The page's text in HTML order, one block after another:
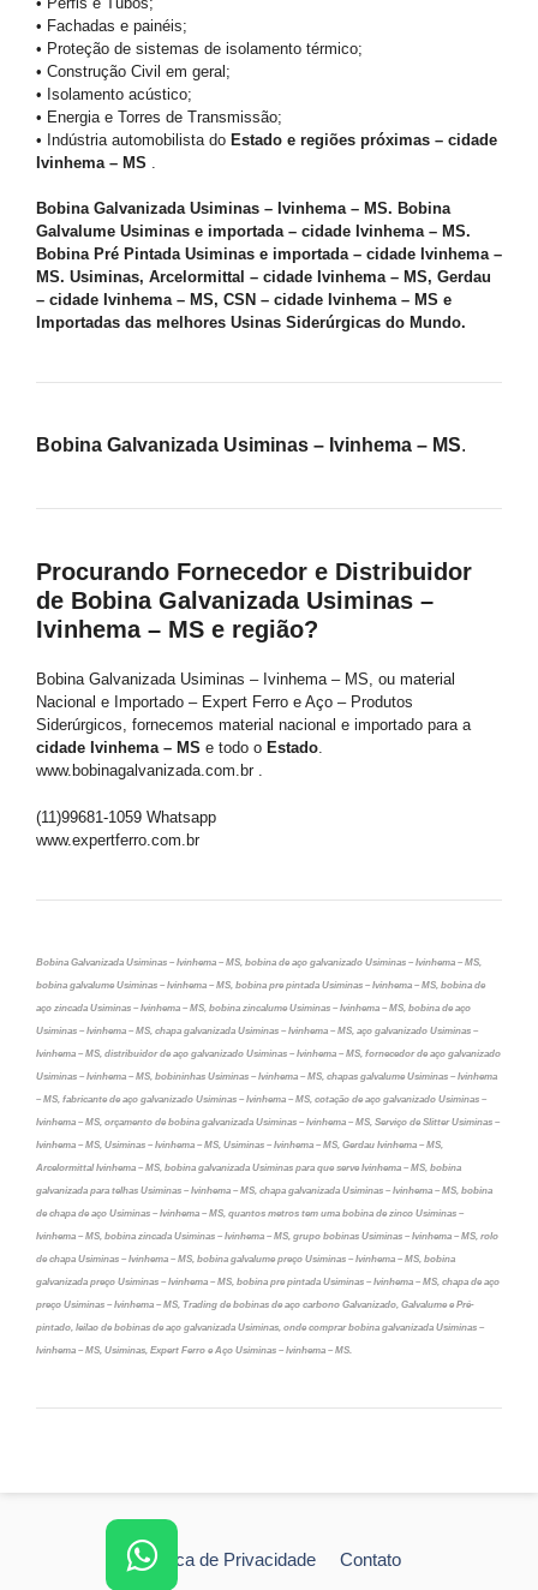
• Fachadas e painéis;
• Proteção de sistemas de isolamento térmico;
• Construção Civil em geral;
• Isolamento acústico;
• Energia e Torres de Transmissão;
• Indústria automobilista do Estado e regiões próximas – cidade
Ivinhema – MS
Bobina Galvanizada Usiminas – Ivinhema – MS. Bobina
Galvalume Usiminas e importada – cidade Ivinhema – MS.
Bobina Pré Pintada Usiminas e importada – cidade Ivinhema –
MS. Usiminas, Arcelormittal – cidade Ivinhema – MS, Gerdau
– cidade Ivinhema – MS, CSN – cidade Ivinhema – MS e
Importadas das melhores Usinas Siderúrgicas do Mundo.
Bobina Galvanizada Usiminas – Ivinhema – MS.
Procurando Fornecedor e Distribuidor
de Bobina Galvanizada Usiminas –
Ivinhema – MS e região?
Bobina Galvanizada Usiminas – Ivinhema – MS, ou material
Nacional e Importado – Expert Ferro e Aço – Produtos
Siderúrgicos, fornecemos material nacional e importado para a
cidade Ivinhema – MS e todo o Estado.
www.bobinagalvanizada.com.br .
(11)99681-1059 Whatsapp
www.expertferro.com.br
Bobina Galvanizada Usiminas – Ivinhema – MS, bobina de aço galvanizado Usiminas – Ivinhema – MS,
bobina galvalume Usiminas – Ivinhema – MS, bobina pre pintada Usiminas – Ivinhema – MS, bobina de
aço zincada Usiminas – Ivinhema – MS, bobina zincalume Usiminas – Ivinhema – MS, bobina de aço
Usiminas – Ivinhema – MS, chapa galvanizada Usiminas – Ivinhema – MS, aço galvanizado Usiminas –
Ivinhema – MS, distribuidor de aço galvanizado Usiminas – Ivinhema – MS, fornecedor de aço galvanizado
Usiminas – Ivinhema – MS, bobininhas Usiminas – Ivinhema – MS, chapas galvalume Usiminas – Ivinhema
– MS, fabricante de aço galvanizado Usiminas – Ivinhema – MS, cotação de aço galvanizado Usiminas –
Ivinhema – MS, orçamento de bobina galvanizada Usiminas – Ivinhema – MS, Serviço de Slitter Usiminas –
Ivinhema – MS, Usiminas – Ivinhema – MS, Usiminas – Ivinhema – MS, Gerdau Ivinhema – MS,
Arcelormittal Ivinhema – MS, bobina galvanizada Usiminas para que serve Ivinhema – MS, bobina
galvanizada para telhas Usiminas – Ivinhema – MS, chapa galvanizada Usiminas – Ivinhema – MS, bobina
de chapa de aço Usiminas – Ivinhema – MS, quantos metros tem uma bobina de zinco Usiminas –
Ivinhema – MS, bobina zincada Usiminas – Ivinhema – MS, grupo bobinas Usiminas – Ivinhema – MS, rolo
de chapa Usiminas – Ivinhema – MS, bobina galvalume preço Usiminas – Ivinhema – MS, bobina
galvanizada preço Usiminas – Ivinhema – MS, bobina pre pintada Usiminas – Ivinhema – MS, chapa de aço
preço Usiminas – Ivinhema – MS, Trading de bobinas de aço carbono Galvanizado, Galvalume e Pré-
pintado, leilao de bobinas de aço galvanizada Usiminas, onde comprar bobina galvanizada Usiminas –
Ivinhema – MS, Usiminas, Expert Ferro e Aço Usiminas – Ivinhema – MS.
Política de Privacidade Contato